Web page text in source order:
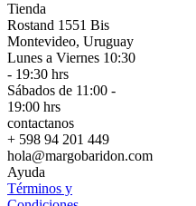
Tienda
Rostand 1551 Bis
Montevideo, Uruguay
Lunes a Viernes 10:30
- 19:30 hrs
Sábados de 11:00 -
19:00 hrs
contactanos
+ 598 94 201 449
hola@margobaridon.com
Ayuda
Términos y